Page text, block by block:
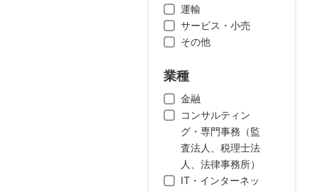
運輸
サービス・小売
その他
業種
金融
コンサルティン
グ・専門事務（監
査法人、税理士法
人、法律事務所）
IT・インターネッ